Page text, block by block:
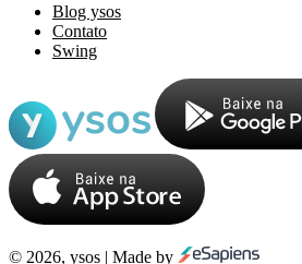
Blog ysos
Contato
Swing
© 2026, ysos | Made by